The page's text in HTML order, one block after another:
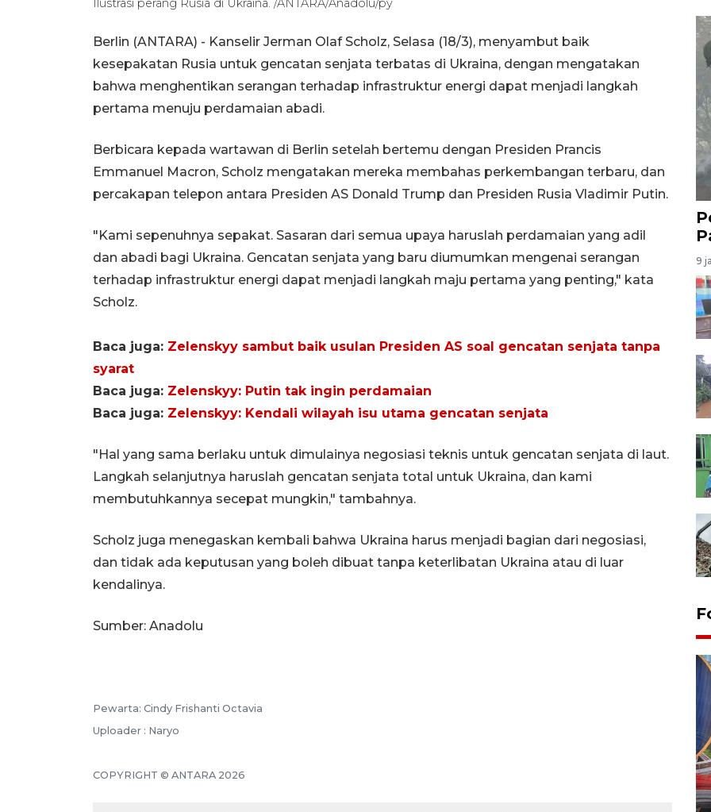
Ilustrasi perang Rusia di Ukraina. /ANTARA/Anadolu/py
Berlin (ANTARA) - Kanselir Jerman Olaf Scholz, Selasa (18/3), menyambut baik
kesepakatan Rusia untuk gencatan senjata terbatas di Ukraina, dengan mengatakan
bahwa menghentikan serangan terhadap infrastruktur energi dapat menjadi langkah
pertama menuju perdamaian abadi.
Berbicara kepada wartawan di Berlin setelah bertemu dengan Presiden Prancis
Emmanuel Macron, Scholz mengatakan mereka membahas perkembangan terbaru, dan
percakapan telepon antara Presiden AS Donald Trump dan Presiden Rusia Vladimir Putin.
"Kami sepenuhnya sepakat. Sasaran dari semua upaya haruslah perdamaian yang adil
dan abadi bagi Ukraina. Gencatan senjata yang baru diumumkan mengenai serangan
terhadap infrastruktur energi dapat menjadi langkah maju pertama yang penting," kata
Scholz.
Baca juga: Zelenskyy sambut baik usulan Presiden AS soal gencatan senjata tanpa
syarat
Baca juga: Zelenskyy: Putin tak ingin perdamaian
Baca juga: Zelenskyy: Kendali wilayah isu utama gencatan senjata
"Hal yang sama berlaku untuk dimulainya negosiasi teknis untuk gencatan senjata di laut.
Langkah selanjutnya haruslah gencatan senjata total untuk Ukraina, dan kami
membutuhkannya secepat mungkin," tambahnya.
Scholz juga menegaskan kembali bahwa Ukraina harus menjadi bagian dari negosiasi,
dan tidak ada keputusan yang boleh dibuat tanpa keterlibatan Ukraina atau di luar
kendalinya.
Sumber: Anadolu
Pewarta: Cindy Frishanti Octavia
Uploader : Naryo
COPYRIGHT © ANTARA 2026
9